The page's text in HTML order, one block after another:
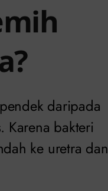
daripada
Karena bakteri
ke uretra dan